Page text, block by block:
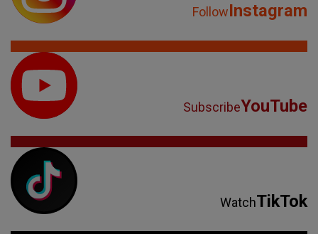
FollowInstagram
SubscribeYouTube
WatchTikTok